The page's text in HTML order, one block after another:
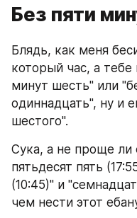
Без пяти
Блядь, как меня
который час, а тебе
минут шесть" или
одиннадцать", ну и
шестого".
Сука, а не проще ли
пятьдесят пять
(10:45)" и
чем нести этот